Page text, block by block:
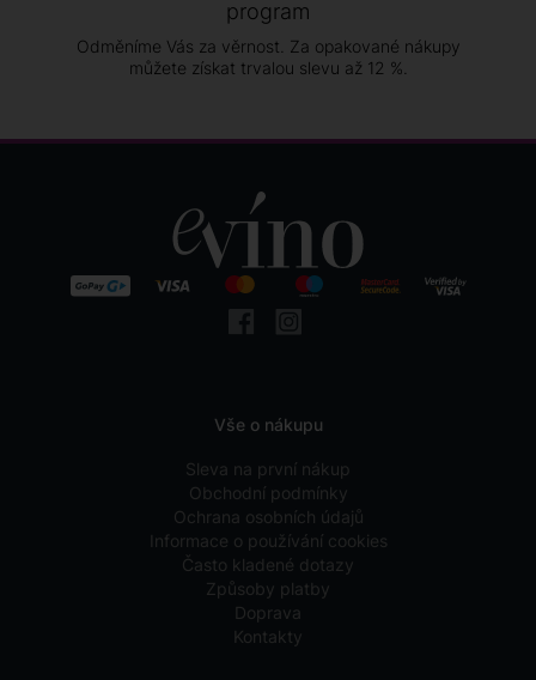
program
Odměníme Vás za věrnost. Za opakované nákupy
můžete získat trvalou slevu až 12 %.
Vše o nákupu
Sleva na první nákup
Obchodní podmínky
Ochrana osobních údajů
Informace o používání cookies
Často kladené dotazy
Způsoby platby
Doprava
Kontakty